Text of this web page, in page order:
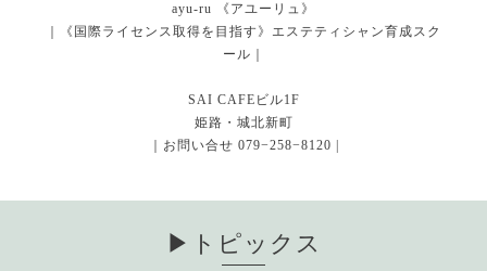
ayu-ru 《アユーリュ》
｜《国際ライセンス取得を目指す》エステティシャン育成スク
ール｜
SAI CAFEビル1F
姫路・城北新町
｜お問い合せ 079−258−8120 |
▶︎トピックス